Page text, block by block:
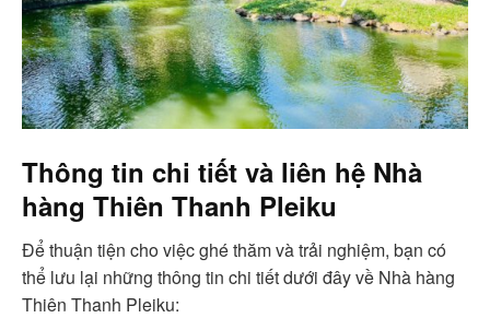
Thông tin chi tiết và liên hệ Nhà
hàng Thiên Thanh Pleiku
Để thuận tiện cho việc ghé thăm và trải nghiệm, bạn có
thể lưu lại những thông tin chi tiết dưới đây về Nhà hàng
Thiên Thanh Pleiku: